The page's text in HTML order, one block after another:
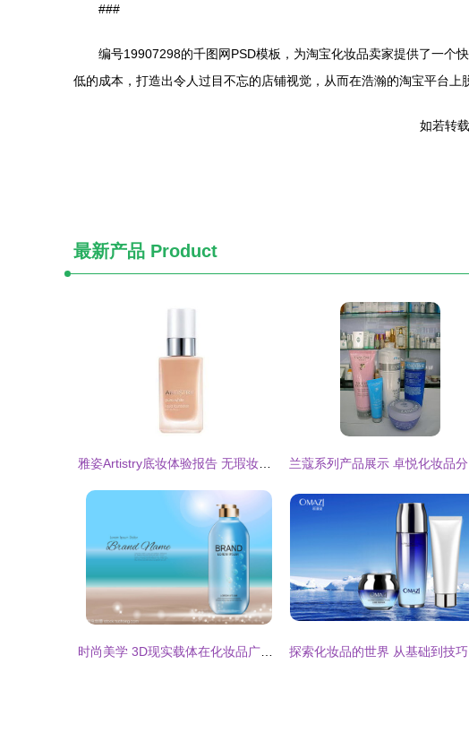
###
编号19907298的千图网PSD模板，为淘宝化妆品卖家提供了一个
低的成本，打造出令人过目不忘的店铺视觉，从而在浩瀚的淘宝平台
如若转
最新产品 Product